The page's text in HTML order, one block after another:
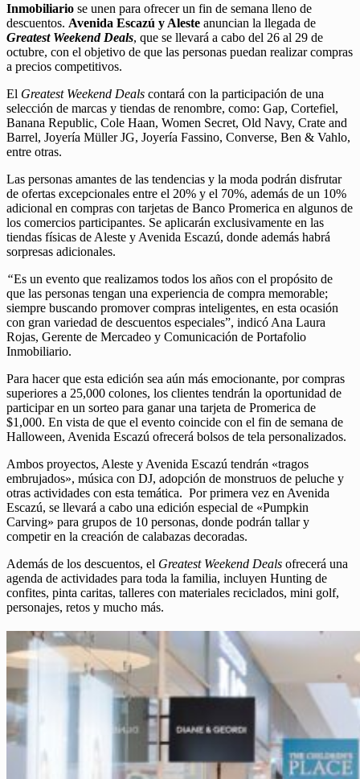
Inmobiliario se unen para ofrecer un fin de semana lleno de
descuentos. Avenida Escazú y Aleste anuncian la llegada de
Greatest Weekend Deals, que se llevará a cabo del 26 al 29 de
octubre, con el objetivo de que las personas puedan realizar compras
a precios competitivos.
El Greatest Weekend Deals contará con la participación de una
selección de marcas y tiendas de renombre, como: Gap, Cortefiel,
Banana Republic, Cole Haan, Women Secret, Old Navy, Crate and
Barrel, Joyería Müller JG, Joyería Fassino, Converse, Ben & Vahlo,
entre otras.
Las personas amantes de las tendencias y la moda podrán disfrutar
de ofertas excepcionales entre el 20% y el 70%, además de un 10%
adicional en compras con tarjetas de Banco Promerica en algunos de
los comercios participantes. Se aplicarán exclusivamente en las
tiendas físicas de Aleste y Avenida Escazú, donde además habrá
sorpresas adicionales.
“Es un evento que realizamos todos los años con el propósito de
que las personas tengan una experiencia de compra memorable;
siempre buscando promover compras inteligentes, en esta ocasión
con gran variedad de descuentos especiales”, indicó Ana Laura
Rojas, Gerente de Mercadeo y Comunicación de Portafolio
Inmobiliario.
Para hacer que esta edición sea aún más emocionante, por compras
superiores a 25,000 colones, los clientes tendrán la oportunidad de
participar en un sorteo para ganar una tarjeta de Promerica de
$1,000. En vista de que el evento coincide con el fin de semana de
Halloween, Avenida Escazú ofrecerá bolsos de tela personalizados.
Ambos proyectos, Aleste y Avenida Escazú tendrán «tragos
embrujados», música con DJ, adopción de monstruos de peluche y
otras actividades con esta temática. Por primera vez en Avenida
Escazú, se llevará a cabo una edición especial de «Pumpkin
Carving» para grupos de 10 personas, donde podrán tallar y
competir en la creación de calabazas decoradas.
Además de los descuentos, el Greatest Weekend Deals ofrecerá una
agenda de actividades para toda la familia, incluyen Hunting de
confites, pinta caritas, talleres con materiales reciclados, mini golf,
personajes, retos y mucho más.